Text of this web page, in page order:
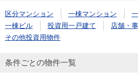
暮らしの
税金の本
（電子ブ
ド
区分マンション 一棟マンション
一棟ビル
投資用一戸建て 店舗・
その他投資用物件
条件ごとの物件一覧